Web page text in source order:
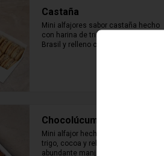
Castaña
Mini alfajores sabor castaña hecho
con harina de trigo, nueces del
Brasil y relleno con manjar blanco
Chocolúcuma
Mini alfajor hecho con harina de
trigo, cocoa y relleno con
abundante manjarblanco de